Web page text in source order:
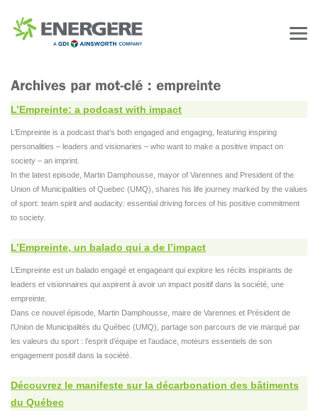
L’Empreinte: a podcast with impact
L’Empreinte is a podcast that’s both engaged and engaging, featuring inspiring
personalities – leaders and visionaries – who want to make a positive impact on
society – an imprint.
In the latest episode, Martin Damphousse, mayor of Varennes and President of the
Union of Municipalities of Quebec (UMQ), shares his life journey marked by the values
of sport: team spirit and audacity: essential driving forces of his positive commitment
to society.
L’Empreinte, un balado qui a de l’impact
L’Empreinte est un balado engagé et engageant qui explore les récits inspirants de
leaders et visionnaires qui aspirent à avoir un impact positif dans la société, une
empreinte.
Dans ce nouvel épisode, Martin Damphousse, maire de Varennes et Président de
l’Union de Municipalités du Québec (UMQ), partage son parcours de vie marqué par
les valeurs du sport : l’esprit d’équipe et l’audace, moteurs essentiels de son
engagement positif dans la société.
Découvrez le manifeste sur la décarbonation des bâtiments
du Québec